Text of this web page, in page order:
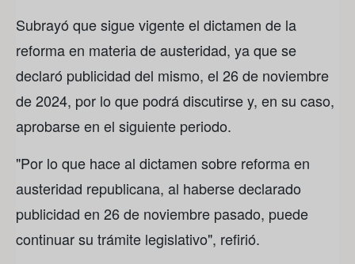
Subrayó que sigue vigente el dictamen de la
reforma en materia de austeridad, ya que se
declaró publicidad del mismo, el 26 de noviembre
de 2024, por lo que podrá discutirse y, en su caso,
aprobarse en el siguiente periodo.
"Por lo que hace al dictamen sobre reforma en
austeridad republicana, al haberse declarado
publicidad en 26 de noviembre pasado, puede
continuar su trámite legislativo", refirió.